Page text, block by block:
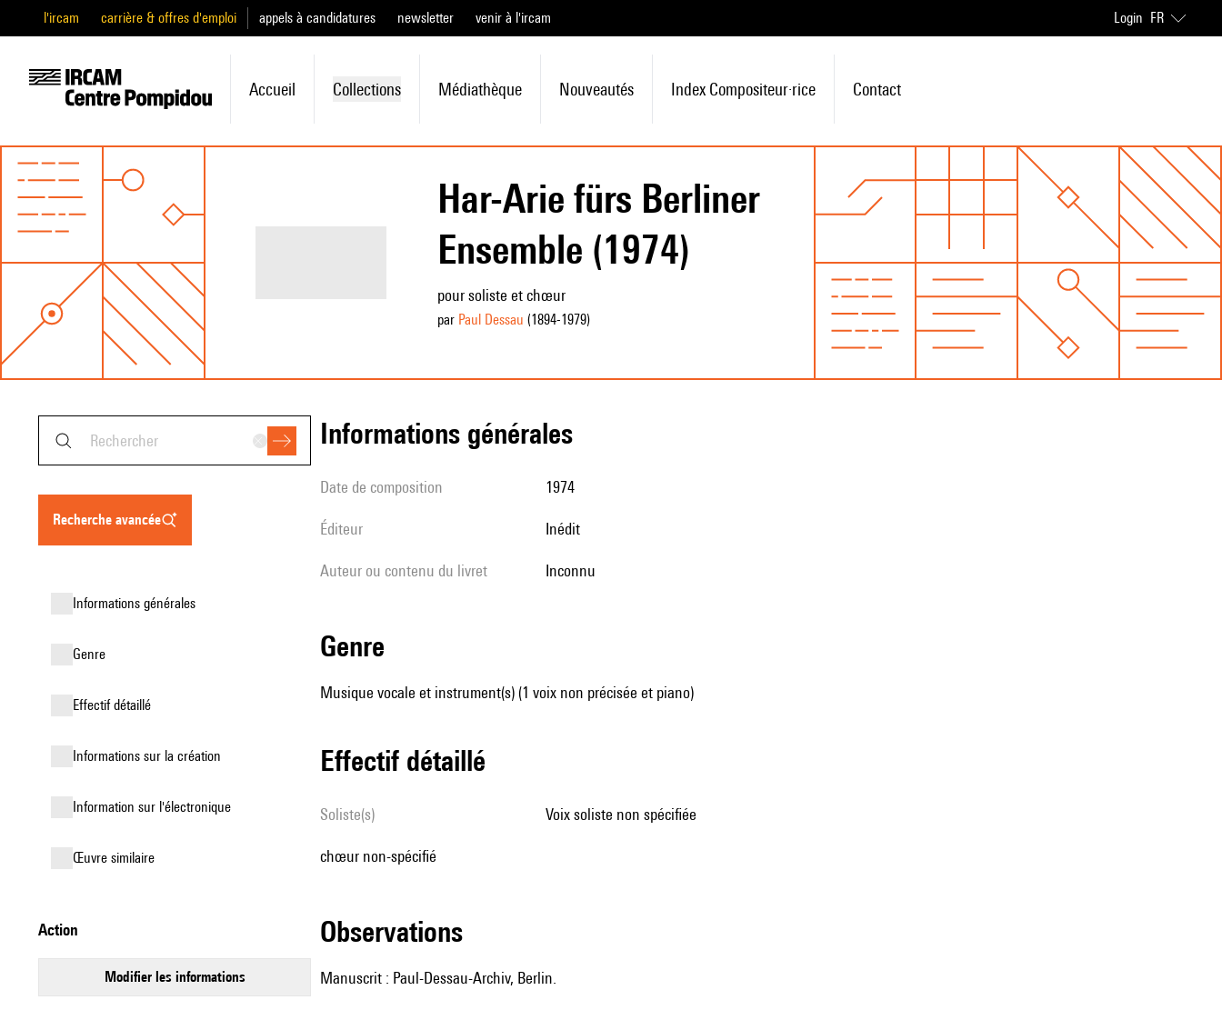
l'ircam carrière & offres d'emploi appels à candidatures newsletter venir à l'ircam Login FR
Accueil Collections Médiathèque Nouveautés Index Compositeur·rice Contact
Har-Arie fürs Berliner
Ensemble (1974)
pour soliste et chœur
par Paul Dessau (1894-1979)
recherche avancée
informations générales
genre
effectif détaillé
informations sur la création
Information sur l'électronique
œuvre similaire
action
modifier les informations
informations générales
date de composition 1974
éditeur Inédit
Auteur ou contenu du livret inconnu
genre
Musique vocale et instrument(s) (1 voix non précisée et piano)
effectif détaillé
Soliste(s) voix soliste non spécifiée
chœur non-spécifié
observations
Manuscrit : Paul-Dessau-Archiv, Berlin.